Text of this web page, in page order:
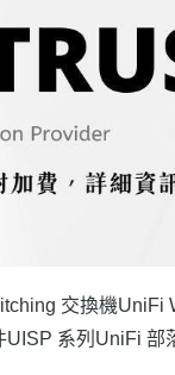
交換機UniFi
UISP 系列 UniFi 部